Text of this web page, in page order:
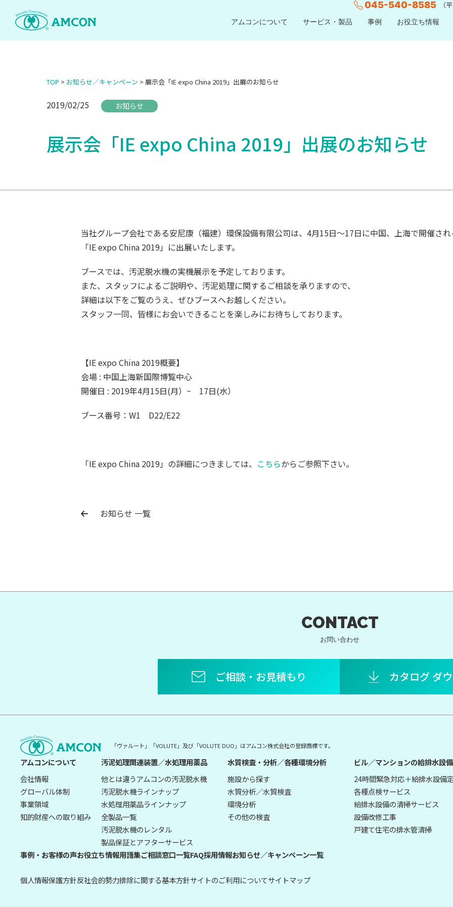
045-540-8585 （
アムコンについて サービス・製品 事例 お役立ち情報
TOP > お知らせ／キャンペーン > 展示会「IE expo China 2019」出展のお知らせ
2019/02/25 お知らせ
展示会「IE expo China 2019」出展のお知らせ
当社グループ会社である安尼康（福建）環保設備有限公司は、4月15日～17日に中国、上海で開催さ
「IE expo China 2019」に出展いたします。
ブースでは、汚泥脱水機の実機展示を予定しております。
また、スタッフによるご説明や、汚泥処理に関するご相談を承りますので、
詳細は以下をご覧のうえ、ぜひブースへお越しください。
スタッフ一同、皆様にお会いできることを楽しみにお待ちしております。
【IE expo China 2019概要】
会場 : 中国上海新国際博覧中心
開催日 : 2019年4月15日(月）~ 17日(水）
ブース番号：W1 D22/E22
「IE expo China 2019」の詳細につきましては、 こちらからご参照下さい。
お知らせ 一覧
CONTACT
お問い合わせ
ご相談・お見積もり カタログ ダ
「ヴァルート」「VOLUTE」及び「VOLUTE DUO」はアムコン株式会社の登録商標です。
アムコンについて
会社情報
グローバル体制
事業領域
知的財産への取り組み
汚泥処理関連装置／水処理用薬品
他とは違うアムコンの汚泥脱水機
汚泥脱水機ラインナップ
水処理用薬品ラインナップ
全製品一覧
汚泥脱水機のレンタル
製品保証とアフターサービス
水質検査・分析／各種環境分析
施設から探す
水質分析／水質検査
環境分析
その他の検査
ビル／マンションの給排水設
24時間緊急対応＋給排水設備
各種点検サービス
給排水設備の清掃サービス
設備改修工事
戸建て住宅の排水管清掃
事例・お客様の声お役立ち情報用語集ご相談窓口一覧FAQ採用情報お知らせ／キャンペーン一覧
個人情報保護方針反社会的勢力排除に関する基本方針サイトのご利用についてサイトマップ